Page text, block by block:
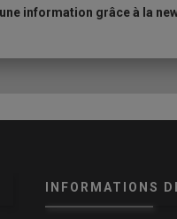
information grâce à la
INFORMATIONS